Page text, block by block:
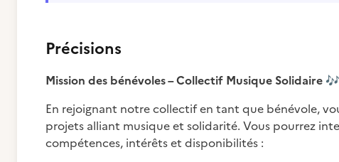
Précisions
Mission des bénévoles – Collectif Musique Solidaire 🎶
En rejoignant notre collectif en tant que bénévole,
projets alliant musique et solidarité. Vous pourrez
compétences, intérêts et disponibilités :